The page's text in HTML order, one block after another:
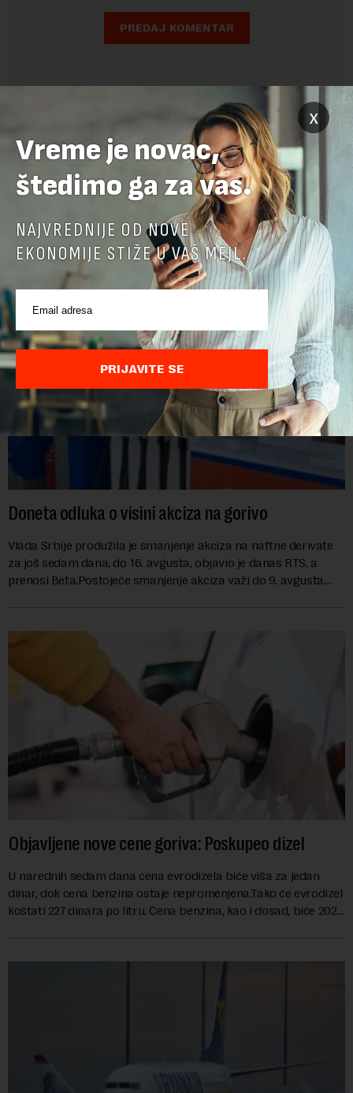
POVEZANI SADRŽAJI
Doneta odluka o visini akciza na gorivo
Vlada Srbije produžila je smanjenje akciza na naftne derivate
za još sedam dana, do 16. avgusta, objavio je danas RTS, a
prenosi Beta.Postojeće smanjenje akciza važi do 9. avgusta
Objavljene nove cene goriva: Poskupeo dizel
U narednih sedam dana cena evrodizela biće viša za jedan
dinar, dok cena benzina ostaje nepromenjena.Tako će evrodizel
koštati 227 dinara po litru. Cena benzina, kao i dosad, biće 202
x
Vreme je novac,
štedimo ga za vas.
NAJVREDNIJE OD NOVE
EKONOMIJE STIŽE U VAŠ MEJL.
PRIJAVITE SE